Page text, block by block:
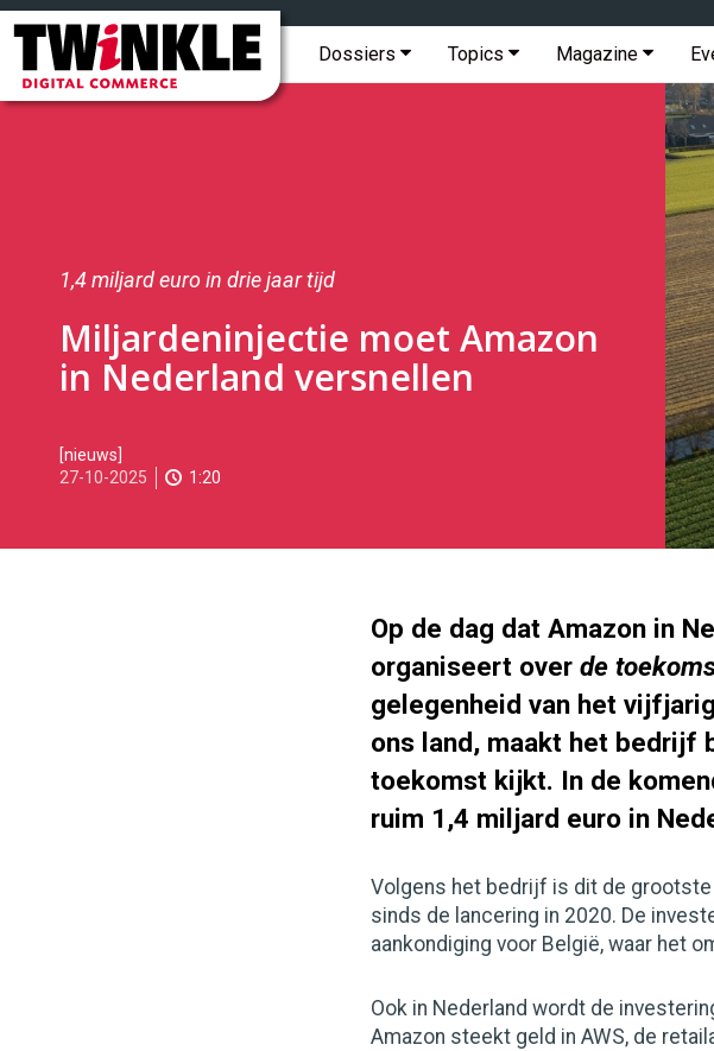
Twinkle
Digital
Commerce
Hoofdmenu
Dossiers Topics Magazine
Topmenu
1,4 miljard euro in drie jaar tijd
Miljardeninjectie moet Amazon
in Nederland versnellen
2025-
10-
10-
[nieuws]
27-10-2025
1:20
Op de dag dat Amazon in
organiseert over de
gelegenheid van het
ons land, maakt het bedrijf
toekomst kijkt. In de
ruim 1,4 miljard euro in
Volgens het bedrijf is dit de
sinds de lancering in 2020. De
aankondiging voor België, waar het
Ook in Nederland wordt de
Amazon steekt geld in AWS, de